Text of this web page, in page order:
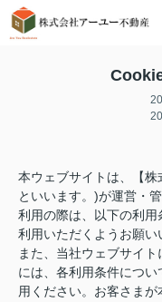
本ウェブサイトは、【株
といいます。)が運営・
利用の際は、以下の利
利用いただくようお願い
また、当社ウェブサイ
には、各利用条件につ
用ください。お客さま